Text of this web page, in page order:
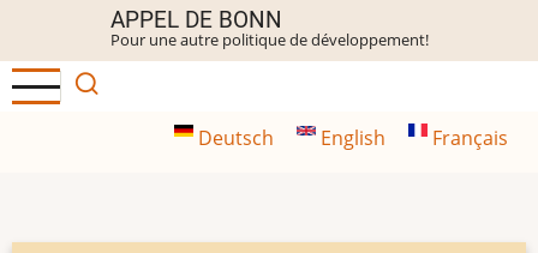
contenu
principal
APPEL DE BONN
Pour une autre politique de développement!
Deutsch English Français